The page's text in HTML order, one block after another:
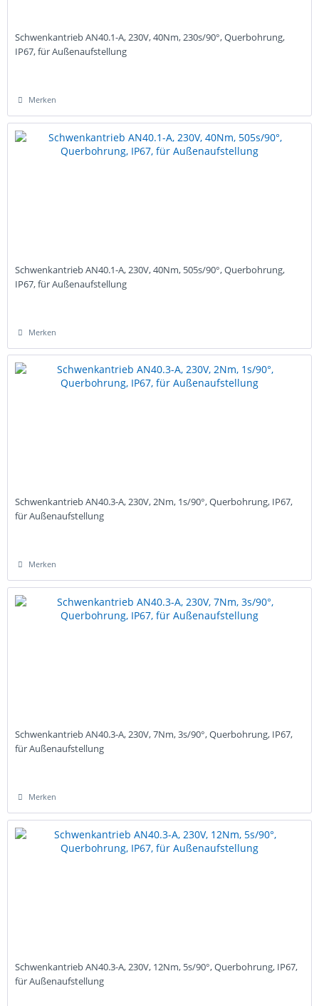
Schwenkantrieb AN40.1-A, 230V, 40Nm, 230s/90°, Querbohrung,
IP67, für Außenaufstellung
Merken
Schwenkantrieb AN40.1-A, 230V, 40Nm, 505s/90°, Querbohrung,
IP67, für Außenaufstellung
Merken
Schwenkantrieb AN40.3-A, 230V, 2Nm, 1s/90°, Querbohrung, IP67,
für Außenaufstellung
Merken
Schwenkantrieb AN40.3-A, 230V, 7Nm, 3s/90°, Querbohrung, IP67,
für Außenaufstellung
Merken
Schwenkantrieb AN40.3-A, 230V, 12Nm, 5s/90°, Querbohrung, IP67,
für Außenaufstellung